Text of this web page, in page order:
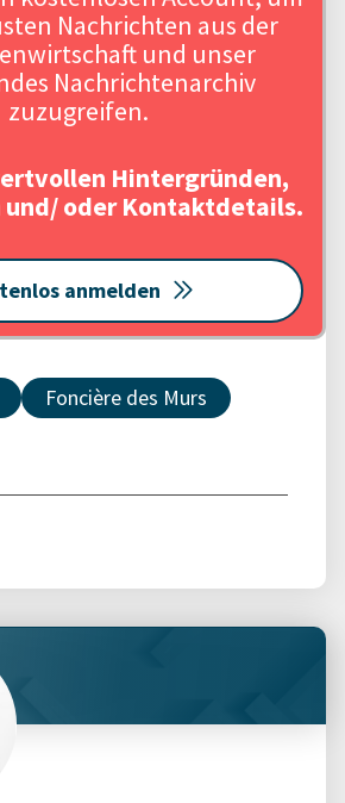
Nachrichten aus der
und unser
Nachrichtenarchiv
zuzugreifen.
Hintergründen,
oder Kontaktdetails.
anmelden
Foncière des Murs